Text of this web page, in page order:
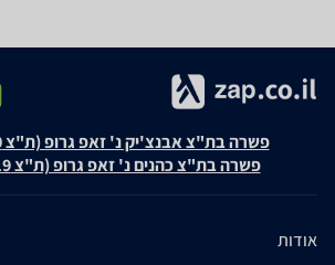
פשרה בת"צ אבנצ'יק נ' זאפ גרופ (ת"צ 23008-08-20)
פשרה בת"צ כהנים נ' זאפ גרופ (ת"צ 60371-12-19)
אודות